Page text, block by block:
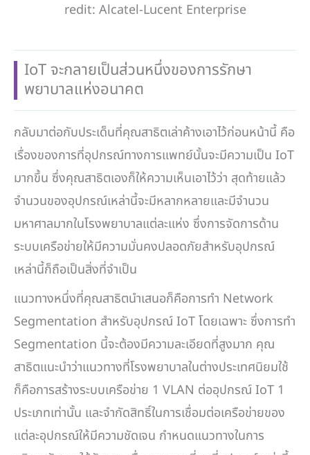
redit: Alcatel-Lucent Enterprise
IoT จะกลายเป็นส่วนหนึ่งของการรักษา
พยาบาลแห่งอนาคต
กลับมาต่อกับประเด็นที่คุณสาธิตเล่าค้างเอาไว้ก่อนหน้านี้ คือ
เรื่องของการที่อุปกรณ์ทางการแพทย์นั้นจะมีความเป็น IoT
มากขึ้น ซึ่งคุณสาธิตเองก็ให้ความเห็นเอาไว้ว่า สุดท้ายแล้ว
จำนวนของอุปกรณ์เหล่านี้จะมีหลากหลายและมีจำนวน
มหาศาลมากในโรงพยาบาลแต่ละแห่ง ซึ่งการจัดการด้าน
ระบบเครือข่ายให้มีความมั่นคงปลอดภัยสำหรับอุปกรณ์
เหล่านี้ก็ถือเป็นสิ่งที่จำเป็น
แนวทางหนึ่งที่คุณสาธิตนำเสนอก็คือการทำ Network
Segmentation สำหรับอุปกรณ์ IoT โดยเฉพาะ ซึ่งการทำ
Segmentation นี้จะต้องมีความละเอียดที่สูงมาก คุณ
สาธิตแนะนำว่าแนวทางที่โรงพยาบาลในต่างประเทศนิยมใช้
ก็คือการสร้างระบบเครือข่าย 1 VLAN ต่ออุปกรณ์ IoT 1
ประเภทเท่านั้น และจำกัดสิทธิ์ในการเชื่อมต่อเครือข่ายของ
แต่ละอุปกรณ์ให้มีความชัดเจน กำหนดแนวทางในการ